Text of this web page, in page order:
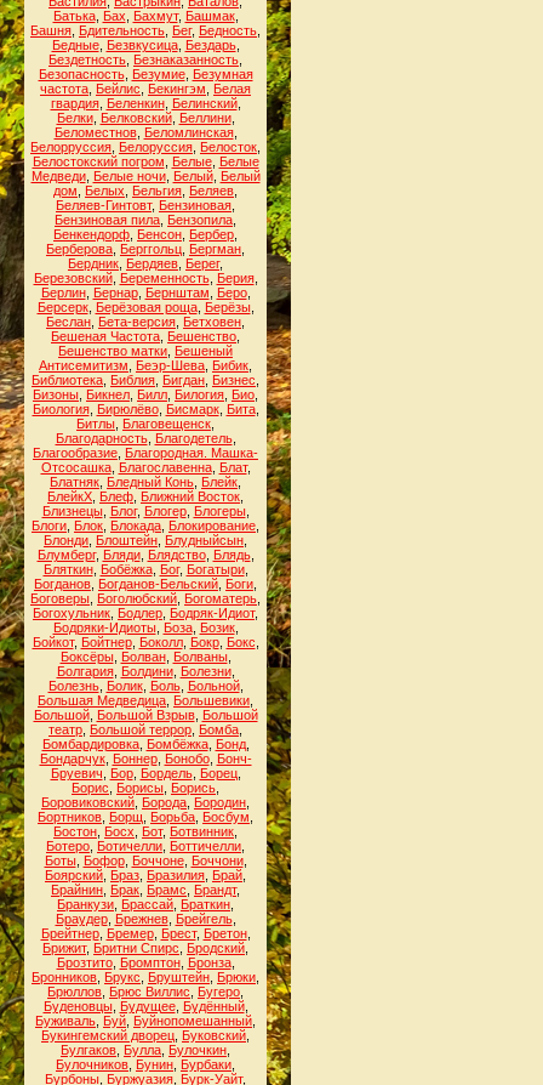
Батька, Бах Бахмут, Башмак,
Башня Бдительность Бег, Бедность
Бедные, Безвкусица, Бездарь,
Бездетность Безнаказанность
Безопасность, Безумие, Безумная
частота Бейлис Бекингэм
Белая
гвардия, Беленкин, Белинский,
Белки, Белковский, Беллини,
Беломестнов, Беломлинская,
Белорруссия Белоруссия Белосток
Белостокский погром
Белые, Белые
Медведи, Белые ночи, Белый, Белый
дом
Белых Бельгия Беляев
Беляев-Гинтовт, Бензиновая
Бензиновая пила Бензопила
Бенкендорф Бенсон Бербер
Берберова Берггольц Бергман
Бердник Бердяев Берег,
Березовский, Беременность, Берия,
Берлин, Бернар, Бернштам Беро,
Берсерк, Берёзовая роща, Берёзы,
Беслан Бета-версия Бетховен
Бешеная Частота Бешенство
Бешенство матки Бешеный
Антисемитизм
Беэр-Шева Бибик
Библиотека Библия Бигдан Бизнес
Бизоны Бикнел Билл Билогия Био
Биология, Бирюлёво, Бисмарк, Бита,
Битлы Благовещенск
Благодарность, Благодетель,
Благообразие Благородная. Машка-
Отсосашка, Благославенна, Блат,
Блатняк Бледный Конь Блейк
БлейкХ Блеф Ближний Восток
Близнецы, Блог, Блогер, Блогеры,
Блоги Блок Блокада Блокирование
Блонди Блоштейн Блудныйсын
Блумберг, Бляди, Блядство, Блядь,
Бляткин, Бобёжка, Бог, Богатыри,
Богданов Богданов-Бельский Боги
Боговеры Боголюбский Богоматерь
Богохульник Бодлер Бодряк-Идиот,
Бодряки-Идиоты, Боза, Бозик,
Бойкот, Бойтнер, Боколл, Бокр, Бокс
Боксёры, Болван, Болваны,
Болгария, Болдини, Болезни,
Болезнь, Болик, Боль, Больной,
Большая Медведица Большевики
Большой, Большой Взрыв, Большой
театр Большой террор Бомба
Бомбардировка, Бомбёжка, Бонд,
Бондарчук, Боннер, Бонобо, Бонч-
Бруевич
Бор, Бордель, Борец,
Борис
Борисы Борись
Боровиковский Борода Бородин
Бортников Борщ Борьба Босбум
Бостон Босх Бот, Ботвинник
Ботеро Ботичелли Боттичелли
Боты, Бофор, Боччоне, Боччони,
Боярский Браз Бразилия Брай
Брайнин Брак Брамс Брандт,
Бранкузи Брассай Браткин
Браудер, Брежнев, Брейгель,
Брейтнер, Бремер, Брест, Бретон,
Брижит, Бритни Спирс Бродский
Брозтито, Бромптон, Бронза,
Бронников Брукс Бруштейн Брюки
Брюллов Брюс Виллис Бугеро
Буденовцы, Будущее, Будённый,
Буживаль Буй Буйнопомешанный
Букингемский дворец Буковский
Булгаков Булла Булочкин
Булочников Бунин Бурбаки
Бурбоны Буржуазия Бурк-Уайт,